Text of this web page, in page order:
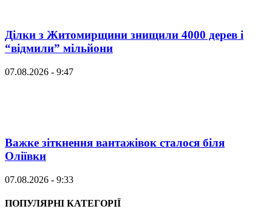
Ділки з Житомирщини знищили 4000 дерев і
“відмили” мільйони
07.08.2026 - 9:47
Важке зіткнення вантажівок сталося біля
Оліївки
07.08.2026 - 9:33
ПОПУЛЯРНІ КАТЕГОРІЇ